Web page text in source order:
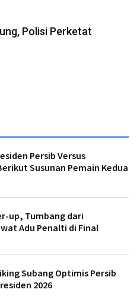
Polisi Perketat
Persib Versus
Susunan Pemain Kedua
up, Tumbang dari
Adu Penalti di Final
Subang Optimis Persib
2026